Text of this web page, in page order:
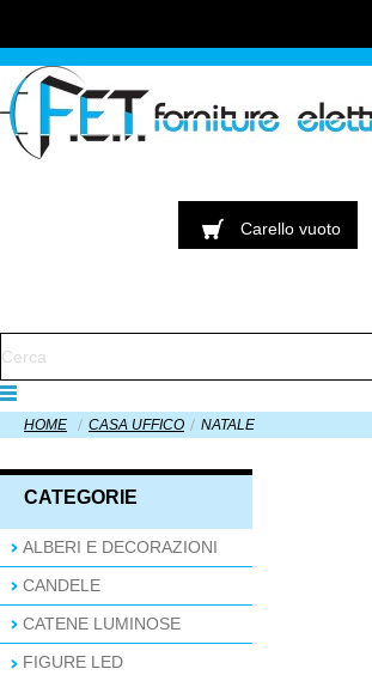
Carello vuoto
HOME CASA UFFICO NATALE
CATEGORIE
ALBERI E DECORAZIONI
CANDELE
CATENE LUMINOSE
FIGURE LED